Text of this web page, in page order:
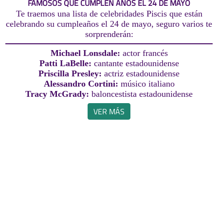
FAMOSOS QUE CUMPLEN AÑOS EL 24 DE MAYO
Te traemos una lista de celebridades Piscis que están
celebrando su cumpleaños el 24 de mayo, seguro varios te
sorprenderán:
Michael Lonsdale: actor francés
Patti LaBelle: cantante estadounidense
Priscilla Presley: actriz estadounidense
Alessandro Cortini: músico italiano
Tracy McGrady: baloncestista estadounidense
VER MÁS